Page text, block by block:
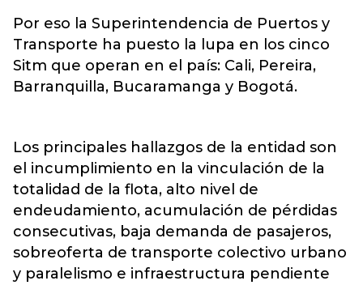
Por eso la Superintendencia de Puertos y
Transporte ha puesto la lupa en los cinco
Sitm que operan en el país: Cali, Pereira,
Barranquilla, Bucaramanga y Bogotá.
Los principales hallazgos de la entidad son
el incumplimiento en la vinculación de la
totalidad de la flota, alto nivel de
endeudamiento, acumulación de pérdidas
consecutivas, baja demanda de pasajeros,
sobreoferta de transporte colectivo urbano
y paralelismo e infraestructura pendiente